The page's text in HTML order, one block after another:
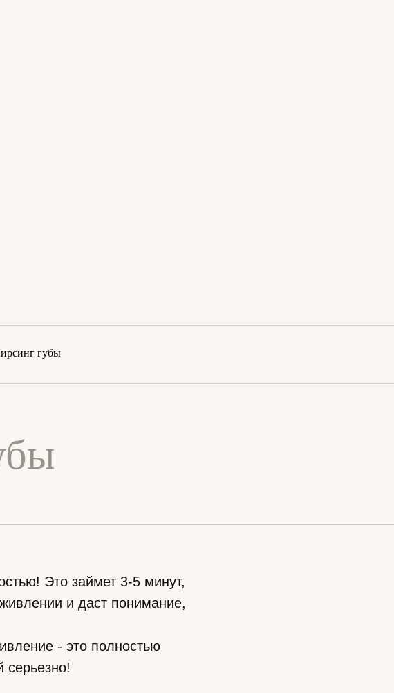
губы
Это займет 3-5 минут,
и даст понимание,
- это полностью
серьезно!